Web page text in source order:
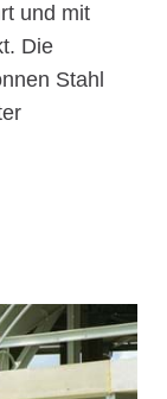
und mit
Die
Stahl